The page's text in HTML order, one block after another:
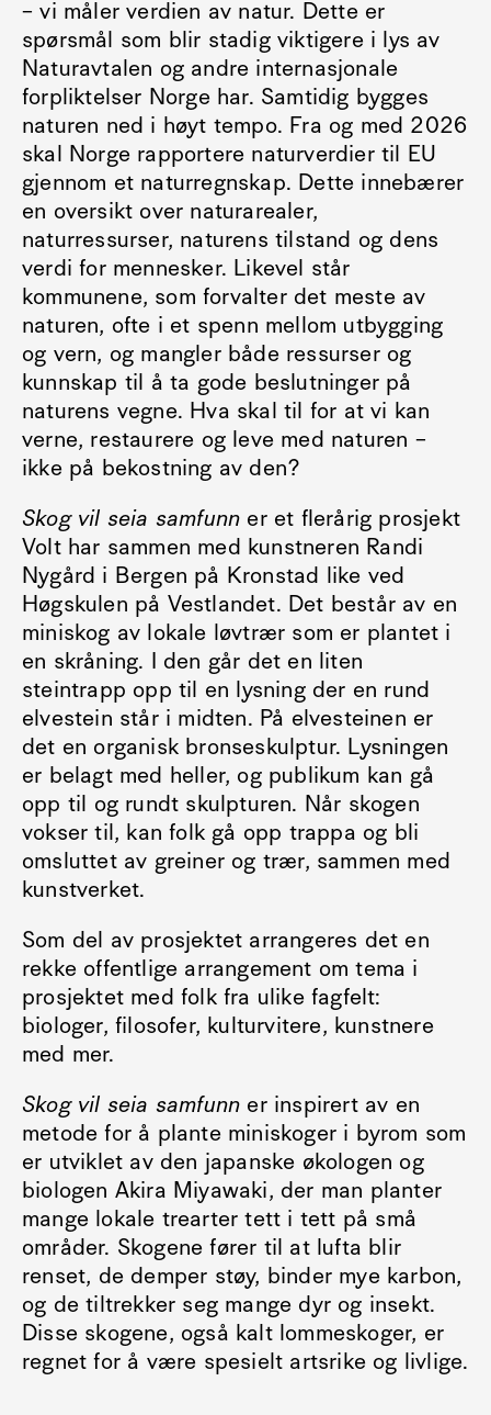
– vi måler verdien av natur. Dette er
spørsmål som blir stadig viktigere i lys av
Naturavtalen og andre internasjonale
forpliktelser Norge har. Samtidig bygges
naturen ned i høyt tempo. Fra og med 2026
skal Norge rapportere naturverdier til EU
gjennom et naturregnskap. Dette innebærer
en oversikt over naturarealer,
naturressurser, naturens tilstand og dens
verdi for mennesker. Likevel står
kommunene, som forvalter det meste av
naturen, ofte i et spenn mellom utbygging
og vern, og mangler både ressurser og
kunnskap til å ta gode beslutninger på
naturens vegne. Hva skal til for at vi kan
verne, restaurere og leve med naturen –
ikke på bekostning av den?
Skog vil seia samfunn er et flerårig prosjekt
Volt har sammen med kunstneren Randi
Nygård i Bergen på Kronstad like ved
Høgskulen på Vestlandet. Det består av en
miniskog av lokale løvtrær som er plantet i
en skråning. I den går det en liten
steintrapp opp til en lysning der en rund
elvestein står i midten. På elvesteinen er
det en organisk bronseskulptur. Lysningen
er belagt med heller, og publikum kan gå
opp til og rundt skulpturen. Når skogen
vokser til, kan folk gå opp trappa og bli
omsluttet av greiner og trær, sammen med
kunstverket.
Som del av prosjektet arrangeres det en
rekke offentlige arrangement om tema i
prosjektet med folk fra ulike fagfelt:
biologer, filosofer, kulturvitere, kunstnere
med mer.
Skog vil seia samfunn er inspirert av en
metode for å plante miniskoger i byrom som
er utviklet av den japanske økologen og
biologen Akira Miyawaki, der man planter
mange lokale trearter tett i tett på små
områder. Skogene fører til at lufta blir
renset, de demper støy, binder mye karbon,
og de tiltrekker seg mange dyr og insekt.
Disse skogene, også kalt lommeskoger, er
regnet for å være spesielt artsrike og livlige.